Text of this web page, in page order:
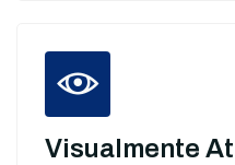
Visualmente